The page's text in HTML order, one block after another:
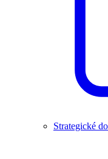
Strategické